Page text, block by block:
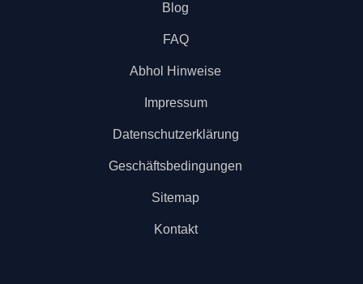
Blog
FAQ
Abhol Hinweise
Impressum
Datenschutzerklärung
Geschäftsbedingungen
Sitemap
Kontakt